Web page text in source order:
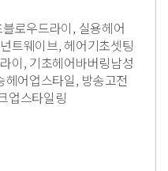
로우드라이, 실용헤어
트웨이브, 헤어기초셋팅
이, 기초헤어바버링남성
어업스타일, 방송고전
업스타일링